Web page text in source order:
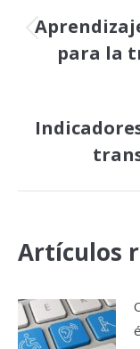
entre
para la
Artículos